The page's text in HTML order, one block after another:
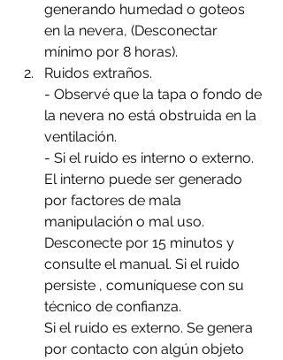
generando humedad o goteos
en la nevera, (Desconectar
mínimo por 8 horas).
Ruidos extraños.
- Observé que la tapa o fondo de
la nevera no está obstruida en la
ventilación.
- Si el ruido es interno o externo.
El interno puede ser generado
por factores de mala
manipulación o mal uso.
Desconecte por 15 minutos y
consulte el manual. Si el ruido
persiste , comuníquese con su
técnico de confianza.
Si el ruido es externo. Se genera
por contacto con algún objeto